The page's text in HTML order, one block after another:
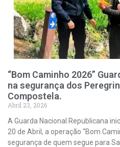
“Bom Caminho 2026”
na segurança dos
Compostela.
Abril 23, 2026
A Guarda Nacional Republicana
20 de Abril, a operação “Bom
segurança de quem segue para